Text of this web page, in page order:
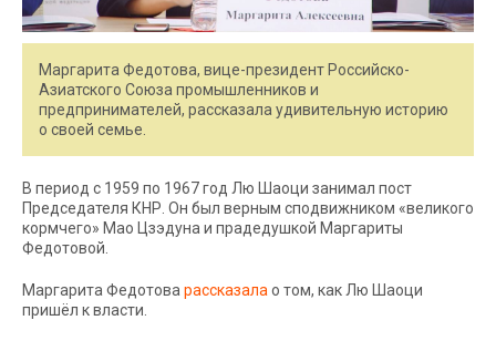
Маргарита Федотова, вице-президент Российско-
Азиатского Союза промышленников и
предпринимателей, рассказала удивительную историю
о своей семье.
В период с 1959 по 1967 год Лю Шаоци занимал пост
Председателя КНР. Он был верным сподвижником «великого
кормчего» Мао Цзэдуна и прадедушкой Маргариты
Федотовой.
Маргарита Федотова рассказала о том, как Лю Шаоци
пришёл к власти.